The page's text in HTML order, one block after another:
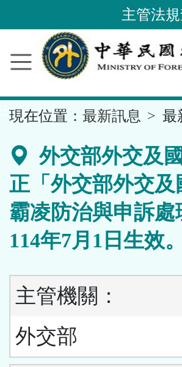
內
容
主管法
現在位置： 最新訊息 最
外交部外交及
正「外交部外交
霸凌防治與申訴
114年7月1日生效。
主管機關：
外交部